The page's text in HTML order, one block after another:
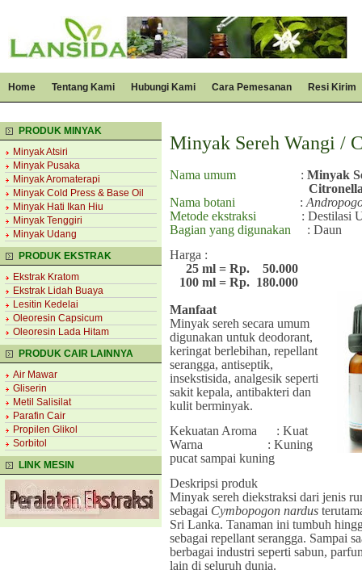
Home Tentang Kami Hubungi Kami Cara Pemesanan Resi Kirim
PRODUK MINYAK
Minyak Atsiri
Minyak Pusaka
Minyak Aromaterapi
Minyak Cold Press & Base Oil
Minyak Hati Ikan Hiu
Minyak Tenggiri
Minyak Udang
PRODUK EKSTRAK
Ekstrak Kratom
Ekstrak Lidah Buaya
Lesitin Kedelai
Oleoresin Capsicum
Oleoresin Lada Hitam
PRODUK CAIR LAINNYA
Air Mawar
Gliserin
Metil Salisilat
Parafin Cair
Propilen Glikol
Sorbitol
LINK MESIN
Minyak Sereh Wangi /
Nama umum : Minyak
Citronella
Nama botani
:
Metode ekstraksi
: Destilasi
Bagian yang digunakan
: Daun
Harga :
25 ml = Rp.
50.000
100 ml = Rp. 180.000
Manfaat
Minyak sereh secara umum
digunakan untuk deodorant,
keringat berlebihan, repellant
serangga, antiseptik,
insekstisida, analgesik seperti
sakit kepala, antibakteri dan
kulit berminyak.
Kekuatan Aroma
: Kuat
Warna
: Kuning
pucat sampai kuning
Deskripsi produk
Minyak sereh diekstraksi dari jenis
sebagai Cymbopogon nardus
Sri Lanka. Tanaman ini tumbuh
sebagai repellant serangga. Sampai
berbagai industri seperti sabun,
lain di seluruh dunia.